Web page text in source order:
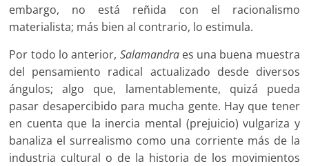
embargo, no está reñida con el racionalismo
materialista; más bien al contrario, lo estimula.
Por todo lo anterior, Salamandraes una buena muestra
del pensamiento radical actualizado desde diversos
ángulos; algo que, lamentablemente, quizá pueda
pasar desapercibido para mucha gente. Hay que tener
en cuenta que la inercia mental (prejuicio) vulgariza y
banaliza el surrealismo como una corriente más de la
industria cultural o de la historia de los movimientos